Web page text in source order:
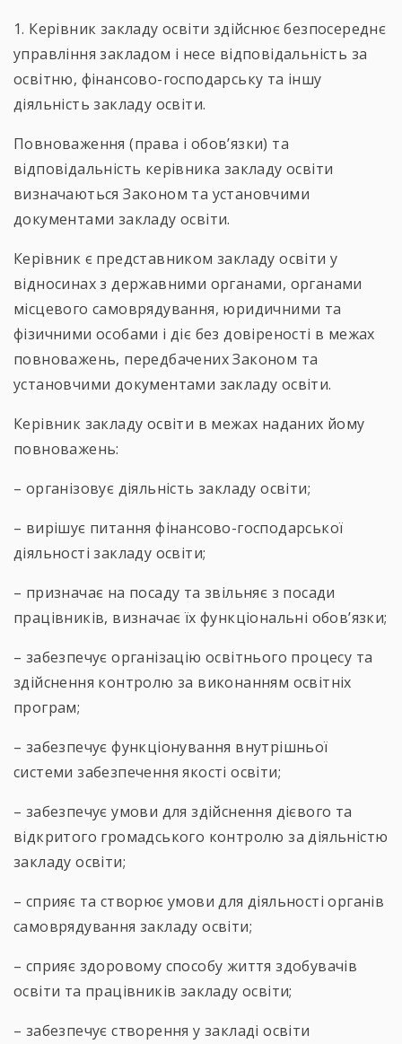
1. Керівник закладу освіти здійснює безпосереднє
управління закладом і несе відповідальність за
освітню, фінансово-господарську та іншу
діяльність закладу освіти.
Повноваження (права і обов’язки) та
відповідальність керівника закладу освіти
визначаються Законом та установчими
документами закладу освіти.
Керівник є представником закладу освіти у
відносинах з державними органами, органами
місцевого самоврядування, юридичними та
фізичними особами і діє без довіреності в межах
повноважень, передбачених Законом та
установчими документами закладу освіти.
Керівник закладу освіти в межах наданих йому
повноважень:
– організовує діяльність закладу освіти;
– вирішує питання фінансово-господарської
діяльності закладу освіти;
– призначає на посаду та звільняє з посади
працівників, визначає їх функціональні обов’язки;
– забезпечує організацію освітнього процесу та
здійснення контролю за виконанням освітніх
програм;
– забезпечує функціонування внутрішньої
системи забезпечення якості освіти;
– забезпечує умови для здійснення дієвого та
відкритого громадського контролю за діяльністю
закладу освіти;
– сприяє та створює умови для діяльності органів
самоврядування закладу освіти;
– сприяє здоровому способу життя здобувачів
освіти та працівників закладу освіти;
– забезпечує створення у закладі освіти